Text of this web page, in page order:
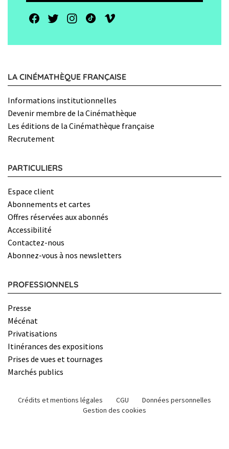
LA CINÉMATHÈQUE FRANÇAISE
Informations institutionnelles
Devenir membre de la Cinémathèque
Les éditions de la Cinémathèque française
Recrutement
PARTICULIERS
Espace client
Abonnements et cartes
Offres réservées aux abonnés
Accessibilité
Contactez-nous
Abonnez-vous à nos newsletters
PROFESSIONNELS
Presse
Mécénat
Privatisations
Itinérances des expositions
Prises de vues et tournages
Marchés publics
Crédits et mentions légales CGU
Données personnelles
Gestion des cookies